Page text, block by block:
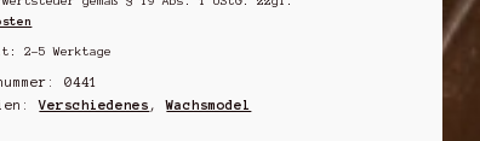
2-5 Werktage
0441
Verschiedenes ,Wachsmodel